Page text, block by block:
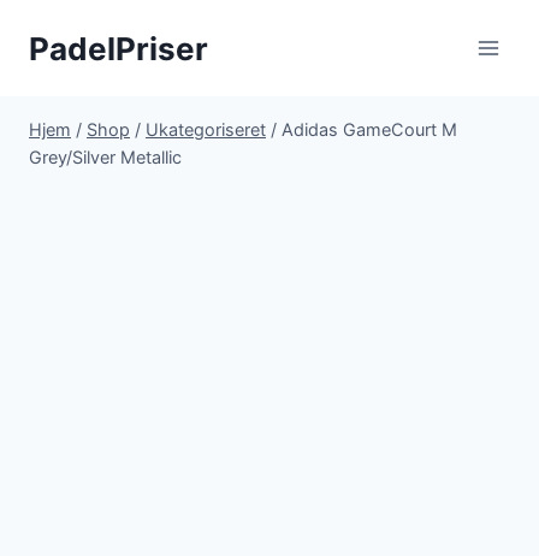
PadelPriser
Hjem / Shop / Ukategoriseret / Adidas GameCourt M
Grey/Silver Metallic